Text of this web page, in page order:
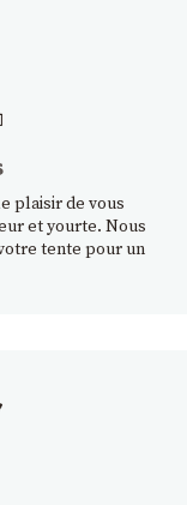
plaisir de vous
et yourte. Nous
tente pour un